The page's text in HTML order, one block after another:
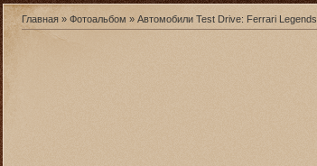
Главная » Фотоальбом » Автомобили Test Drive: Ferrari Legends